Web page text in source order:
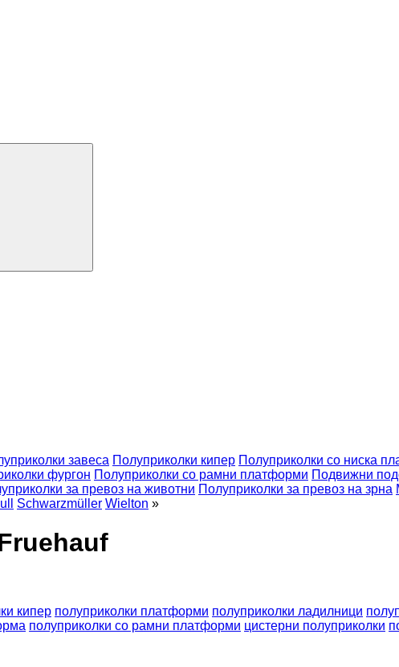
завеса Полуприколки кипер Полуприколки со ниска
фургон Полуприколки со рамни платформи Подвижни
за превоз на животни Полуприколки за превоз на зрна
Schwarzmüller Wielton »
кипер полуприколки платформи полуприколки ладилници
полуприколки со рамни платформи цистерни полуприколки